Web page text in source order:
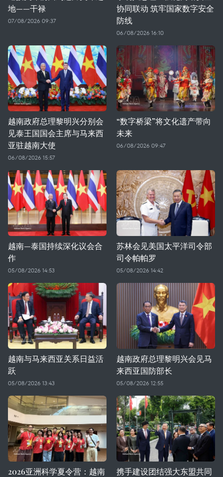
地——干禄
07/08/2026 09:37
协同联动 筑牢国家数字安全
防线
06/08/2026 16:10
越南政府总理黎明兴分别会
见泰王国国会主席与马来西
亚驻越南大使
06/08/2026 15:57
“数字桥梁”将文化遗产带向
未来
06/08/2026 09:47
越南—泰国持续深化议会合
作
05/08/2026 14:53
苏林会见美国太平洋司令部
司令帕帕罗
05/08/2026 14:42
越南与马来西亚关系日益活
跃
05/08/2026 13:43
越南政府总理黎明兴会见马
来西亚国防部长
05/08/2026 12:55
2026亚洲科学夏令营：越南
携手建设团结强大东盟共同